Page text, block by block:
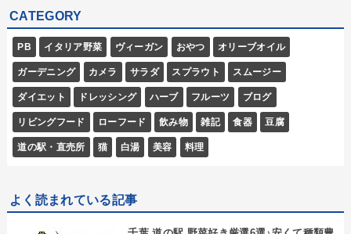
CATEGORY
PB イタリア野菜 ヴィーガン おやつ オリーブオイル
ガーデニング カメラ サラダ スプラウト スムージー
ダイエット ドレッシング ハーブ フルーツ ブログ
リビングフード ローフード 飲み物 雑記 食器 豆腐
道の駅・直売所 猫 白湯 美容 料理
よく読まれている記事